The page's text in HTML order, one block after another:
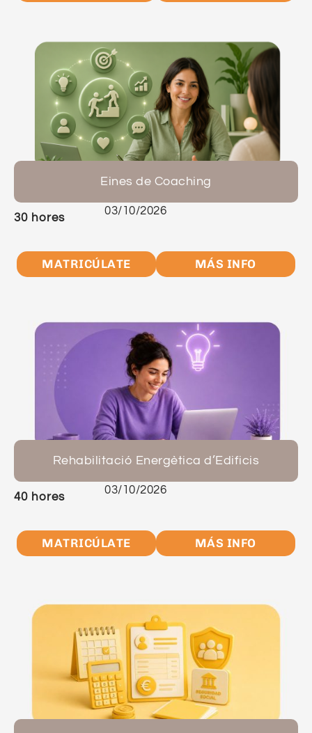
Eines de Coaching
30 hores
03/10/2026
MATRICÚLATE MÁS INFO
Rehabilitació Energètica d’Edificis
40 hores
03/10/2026
MATRICÚLATE MÁS INFO